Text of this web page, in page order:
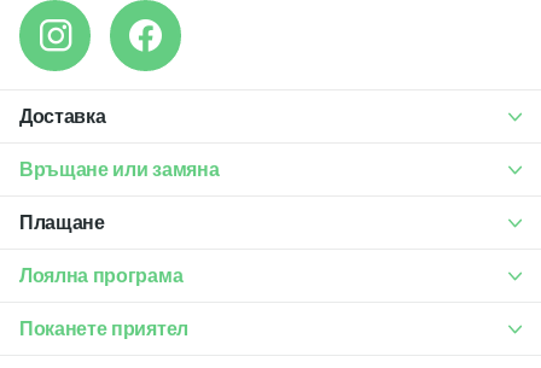
Доставка
Връщане или замяна
Плащане
Лоялна програма
Поканете приятел